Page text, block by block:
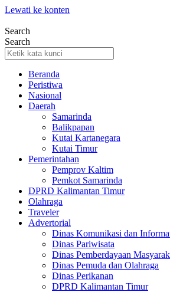
Lewati ke konten
Search
Search
Beranda
Peristiwa
Nasional
Daerah
Samarinda
Balikpapan
Kutai Kartanegara
Kutai Timur
Pemerintahan
Pemprov Kaltim
Pemkot Samarinda
DPRD Kalimantan Timur
Olahraga
Traveler
Advertorial
Dinas Komunikasi dan
Dinas Pariwisata
Dinas Pemberdayaan
Dinas Pemuda dan Olahraga
Dinas Perikanan
DPRD Kalimantan Timur